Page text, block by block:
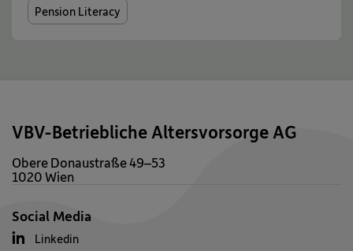
Pension Literacy
VBV-Betriebliche Altersvorsorge AG
Obere Donaustraße 49–53
1020 Wien
Social Media
Linkedin